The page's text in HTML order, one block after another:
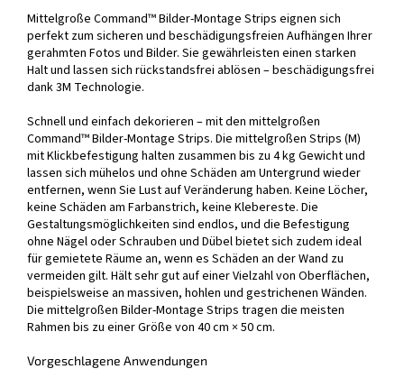
Mittelgroße Command™ Bilder-Montage Strips eignen sich
perfekt zum sicheren und beschädigungsfreien Aufhängen Ihrer
gerahmten Fotos und Bilder. Sie gewährleisten einen starken
Halt und lassen sich rückstandsfrei ablösen – beschädigungsfrei
dank 3M Technologie.
Schnell und einfach dekorieren – mit den mittelgroßen
Command™ Bilder-Montage Strips. Die mittelgroßen Strips (M)
mit Klickbefestigung halten zusammen bis zu 4 kg Gewicht und
lassen sich mühelos und ohne Schäden am Untergrund wieder
entfernen, wenn Sie Lust auf Veränderung haben. Keine Löcher,
keine Schäden am Farbanstrich, keine Klebereste. Die
Gestaltungsmöglichkeiten sind endlos, und die Befestigung
ohne Nägel oder Schrauben und Dübel bietet sich zudem ideal
für gemietete Räume an, wenn es Schäden an der Wand zu
vermeiden gilt. Hält sehr gut auf einer Vielzahl von Oberflächen,
beispielsweise an massiven, hohlen und gestrichenen Wänden.
Die mittelgroßen Bilder-Montage Strips tragen die meisten
Rahmen bis zu einer Größe von 40 cm × 50 cm.
Vorgeschlagene Anwendungen